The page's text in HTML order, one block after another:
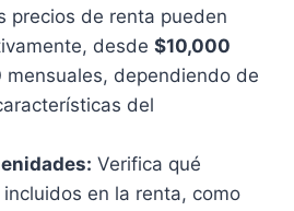
precios de renta pueden
desde $10,000
mensuales, dependiendo de
del
Verifica qué
en la renta, como